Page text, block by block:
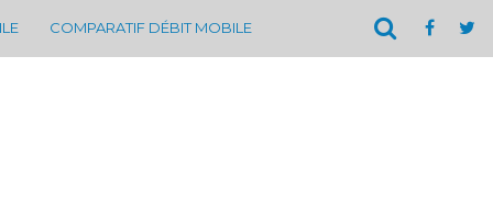
COMPARATIF DÉBIT MOBILE